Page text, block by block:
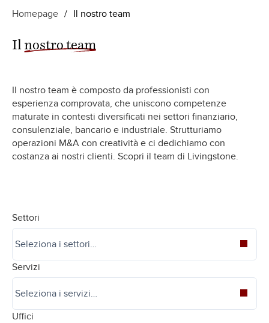
Homepage / Il nostro team
Il nostro team
Il nostro team è composto da professionisti con
esperienza comprovata, che uniscono competenze
maturate in contesti diversificati nei settori finanziario,
consulenziale, bancario e industriale. Strutturiamo
operazioni M&A con creatività e ci dedichiamo con
costanza ai nostri clienti. Scopri il team di Livingstone.
Settori
Servizi
Uffici